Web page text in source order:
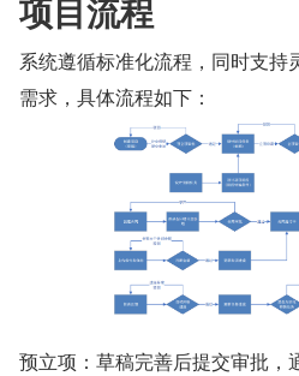
项目流程
系统遵循标准化流程，同时支持
需求，具体流程如下：
预立项：草稿完善后提交审批，